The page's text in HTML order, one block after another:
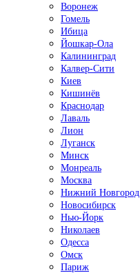
Воронеж
Гомель
Ибица
Йошкар-Ола
Калининград
Калвер-Сити
Киев
Кишинёв
Краснодар
Лаваль
Лион
Луганск
Минск
Монреаль
Москва
Нижний Новгород
Новосибирск
Нью-Йорк
Николаев
Одесса
Омск
Париж